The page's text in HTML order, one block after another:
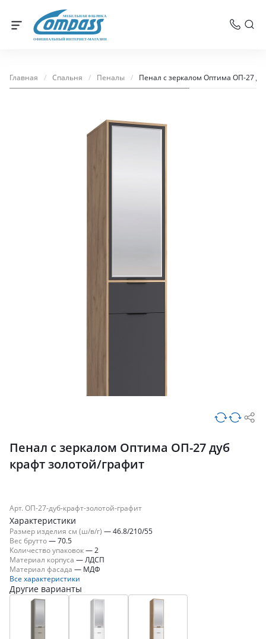
МЕБЕЛЬНАЯ ФАБРИКА
ОФИЦИАЛЬНЫЙ ИНТЕРНЕТ-МАГАЗИН
Главная / Спальня / Пеналы / Пенал с зеркалом Оптима ОП-27
Пенал с зеркалом Оптима ОП-27 дуб
крафт золотой/графит
Арт. ОП-27-дуб-крафт-золотой-графит
Характеристики
Размер изделия см (ш/в/г) —46.8/210/55
Вес брутто—70.5
Количество упаковок— 2
Материал корпуса — ЛДСП
Материал фасада — МДФ
Все характеристики
Другие варианты